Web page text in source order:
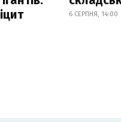
6 СЕРПНЯ, 14:00